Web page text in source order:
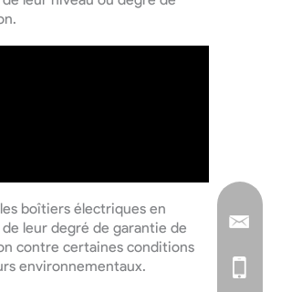
boîtiers électriques en
leur degré de garantie de
contre certaines conditions
environnementaux.